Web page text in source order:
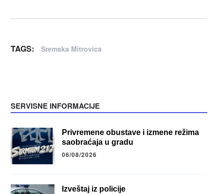
TAGS: Sremska Mitrovica
SERVISNE INFORMACIJE
Privremene obustave i izmene režima
saobraćaja u gradu
06/08/2026
Izveštaj iz policije